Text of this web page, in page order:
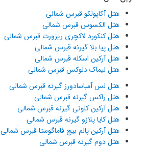
هتل آکاپولکو قبرس شمالی
هتل الکسوس قبرس شمالی
هتل کنکورد لاکچری ریزورت قبرس شمالی
هتل پیا بلا گیرنه قبرس شمالی
هتل آرکین اسکله قبرس شمالی
هتل لیماک دلوکس قبرس شمالی
هتل لس آمباسادورز گیرنه قبرس شمالی
هتل راکس گیرنه قبرس شمالی
هتل آرکین کلونی گیرنه قبرس شمالی
هتل کایا پلازو گیرنه قبرس شمالی
هتل آرکین پالم بیچ فاماگوستا قبرس شمالی
هتل دوم گیرنه قبرس شمالی